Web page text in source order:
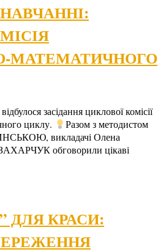
МАТЕМАТИЧНОГО
засідання циклової комісії
циклу.
Разом з методистом
викладачі Олена
обговорили цікаві
ДЛЯ КРАСИ: